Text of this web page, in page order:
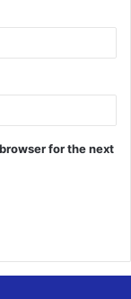
for the next